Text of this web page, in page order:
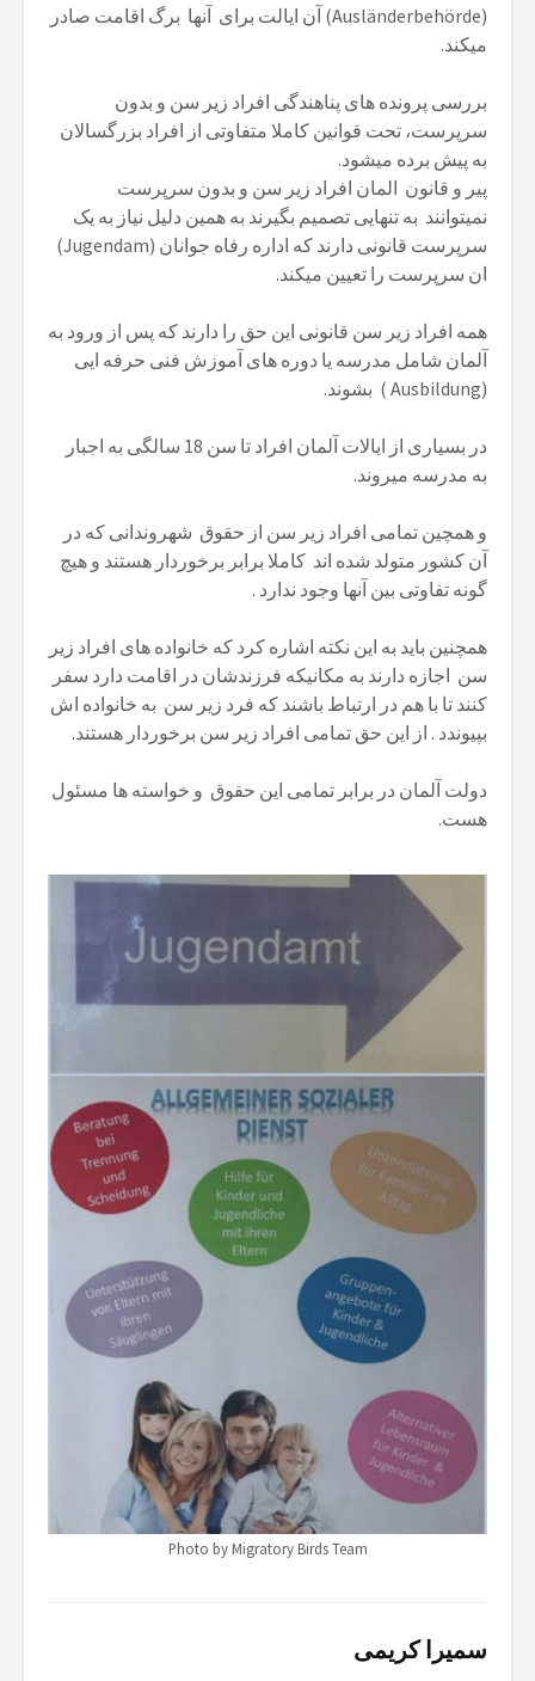
(Ausländerbehörde) آن ایالت برای آنها برگ اقامت صادر
میکند.
بررسی پرونده های پناهندگی افراد زیر سن و بدون
سرپرست، تحت قوانین کاملا متفاوتی از افراد بزرگسالان
به پیش برده میشود.
پیر و قانون المان افراد زیر سن و بدون سرپرست
نمیتوانند به تنهایی تصمیم بگیرند به همین دلیل نیاز به یک
سرپرست قانونی دارند که اداره رفاه جوانان (Jugendam)
ان سرپرست را تعیین میکند.
همه افراد زیر سن قانونی این حق را دارند که پس از ورود به
آلمان شامل مدرسه یا دوره های آموزش فنی حرفه ایی
(Ausbildung ) بشوند.
در بسیاری از ایالات آلمان افراد تا سن 18 سالگی به اجبار
به مدرسه میروند.
و همچین تمامی افراد زیر سن از حقوق شهروندانی که در
آن کشور متولد شده اند کاملا برابر برخوردار هستند و هیچ
گونه تفاوتی بین آنها وجود ندارد .
همچنین باید به این نکته اشاره کرد که خانواده های افراد زیر
سن اجازه دارند به مکانیکه فرزندشان در اقامت دارد سفر
کنند تا با هم در ارتباط باشند که فرد زیر سن به خانواده اش
بپیوندد . از این حق تمامی افراد زیر سن برخوردار هستند.
دولت آلمان در برابر تمامی این حقوق و خواسته ها مسئول
هست.
Photo by Migratory Birds Team
سمیرا کریمی